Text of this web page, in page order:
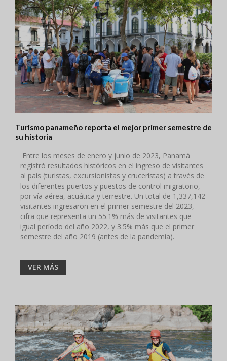
Turismo panameño reporta el mejor primer semestre de
su historia
Entre los meses de enero y junio de 2023, Panamá
registró resultados históricos en el ingreso de visitantes
al país (turistas, excursionistas y cruceristas) a través de
los diferentes puertos y puestos de control migratorio,
por vía aérea, acuática y terrestre. Un total de 1,337,142
visitantes ingresaron en el primer semestre del 2023,
cifra que representa un 55.1% más de visitantes que
igual período del año 2022, y 3.5% más que el primer
semestre del año 2019 (antes de la pandemia).
VER MÁS